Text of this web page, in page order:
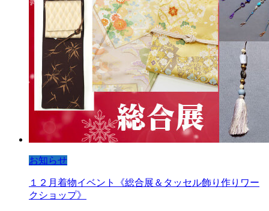
お知らせ
１２月着物イベント《総合展＆タッセル飾り作りワー
クショップ》